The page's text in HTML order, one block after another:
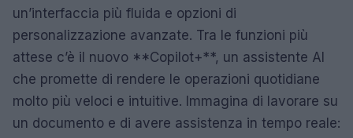
un’interfaccia più fluida e opzioni di
personalizzazione avanzate. Tra le funzioni più
attese c’è il nuovo **Copilot+**, un assistente AI
che promette di rendere le operazioni quotidiane
molto più veloci e intuitive. Immagina di lavorare su
un documento e di avere assistenza in tempo reale: